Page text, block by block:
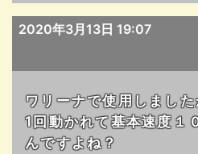
2020年3月13日 19:07
ワリーナで使用しまし
1回動かれて基本速度１
んですよね？